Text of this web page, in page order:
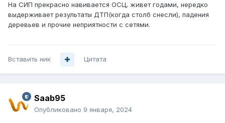
На СИП прекрасно навивается ОСЦ, живет годами, нередко
выдерживает результаты ДТП(когда столб снесли), падения
деревьев и прочие неприятности с сетями.
Вставить ник Цитата
Saab95
Опубликовано 9 января, 2024